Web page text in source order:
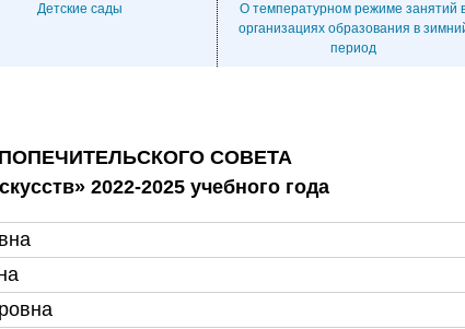
Детские сады
О температурном режиме занятий
организациях образования в
период
СОВЕТА
2022-2025 учебного года